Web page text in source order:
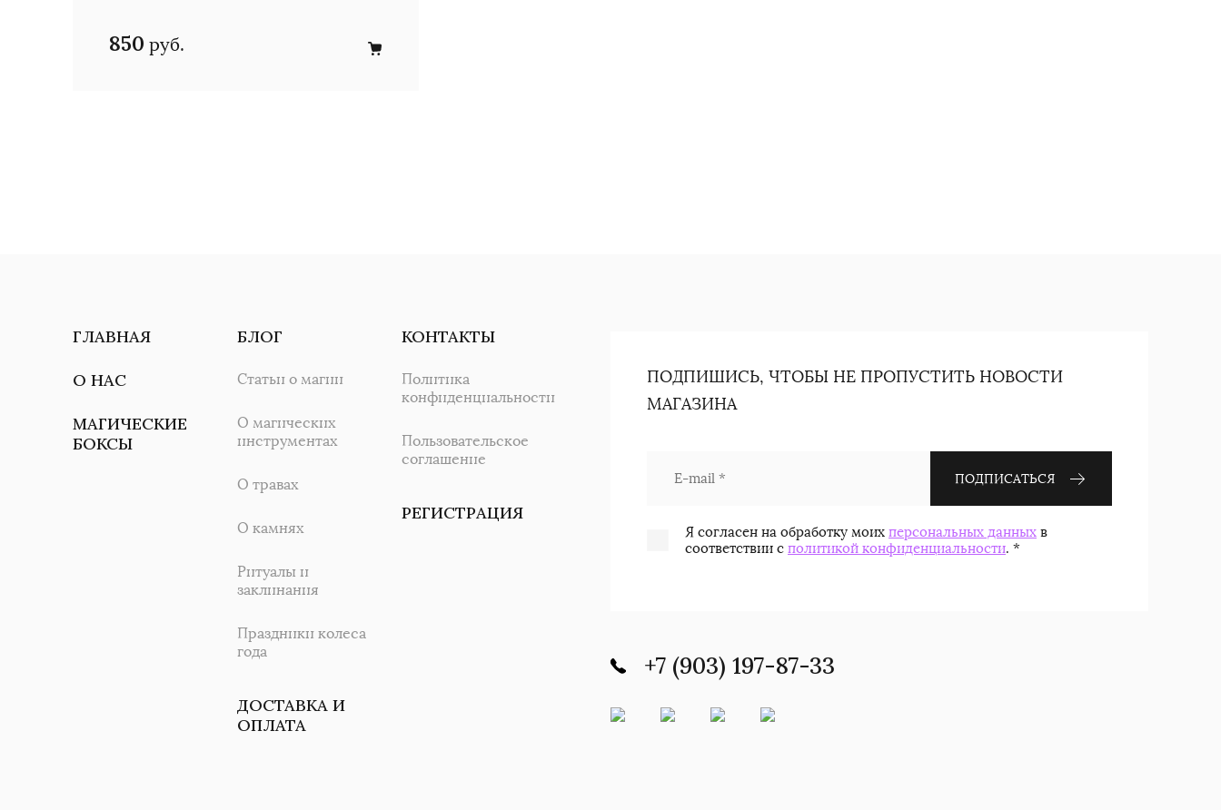
850 руб.
ГЛАВНАЯ
О НАС
МАГИЧЕСКИЕ
БОКСЫ
БЛОГ
Статьи о магии
О магических
инструментах
О травах
О камнях
Ритуалы и
заклинания
Праздники колеса
года
ДОСТАВКА И
ОПЛАТА
КОНТАКТЫ
Политика
конфиденциальности
Пользовательское
соглашение
РЕГИСТРАЦИЯ
ПОДПИШИСЬ, ЧТОБЫ НЕ ПРОПУСТИТЬ НОВОСТИ
МАГАЗИНА
Я согласен на обработку моих персональных данных в
соответствии с политикой конфиденциальности. *
ПОДПИСАТЬСЯ
+7 (903) 197-87-33